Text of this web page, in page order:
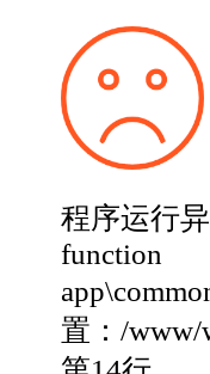
程序运行
function
置：/www/